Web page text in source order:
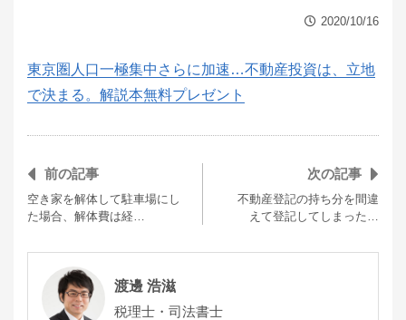
2020/10/16
東京圏人口一極集中さらに加速…不動産投資は、立地
で決まる。解説本無料プレゼント
前の記事
空き家を解体して駐車場にし
た場合、解体費は経…
次の記事
不動産登記の持ち分を間違
えて登記してしまった…
渡邊 浩滋
税理士・司法書士